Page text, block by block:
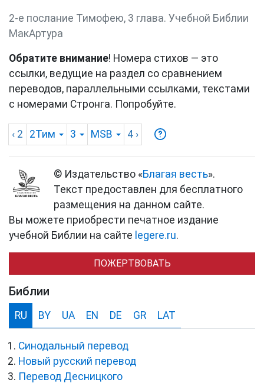
2-е послание Тимофею, 3 глава. Учебной Библии
МакАртура
Обратите внимание! Номера стихов — это
ссылки, ведущие на раздел со сравнением
переводов, параллельными ссылками, текстами
с номерами Стронга. Попробуйте.
‹ 2 2Тим 3 MSB 4 ›
© Издательство «Благая весть».
Текст предоставлен для бесплатного
размещения на данном сайте.
Вы можете приобрести печатное издание
учебной Библии на сайте legere.ru.
ПОЖЕРТВОВАТЬ
Библии
RU BY UA EN DE GR LAT
Синодальный перевод
Новый русский перевод
Перевод Десницкого